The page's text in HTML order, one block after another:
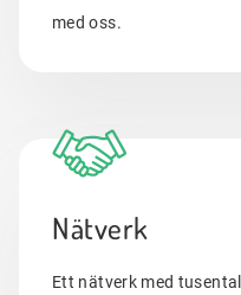
med oss.
Nätverk
Ett nätverk med